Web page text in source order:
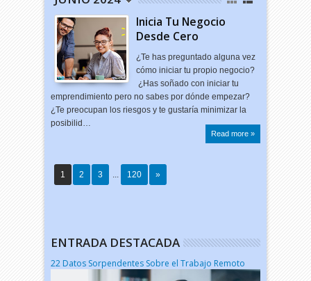
Inicia Tu Negocio
Desde Cero
¿Te has preguntado alguna vez
cómo iniciar tu propio negocio?
¿Has soñado con iniciar tu
emprendimiento pero no sabes por dónde empezar?
¿Te preocupan los riesgos y te gustaría minimizar la
posibilid…
Read more »
1 2 3 ... 120 »
ENTRADA DESTACADA
22 Datos Sorpendentes Sobre el Trabajo Remoto